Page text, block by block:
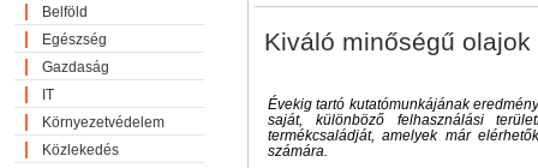
Belföld
Egészség
Gazdaság
IT
Környezetvédelem
Közlekedés
Kiváló minőségű
Évekig tartó kutatómunkájának
saját, különböző felhasználási
termékcsaládját, amelyek már
számára.